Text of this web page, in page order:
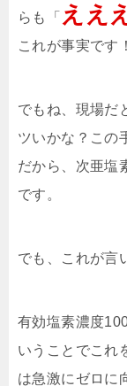
らも「 ええ
これが事実です
でもね、現場だ
ツいかな？この
だから、次亜塩
です。
でも、これが言
有効塩素濃度
いうことでこれ
は急激にゼロに